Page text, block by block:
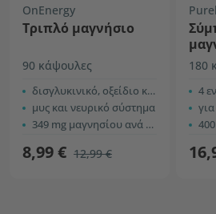
OnEnergy
Τριπλό μαγνήσιο
90 κάψουλες
δισγλυκινικό, οξείδιο και γαλακτικό
μυς και νευρικό σύστημα
349 mg μαγνησίου ανά δόση
8,99 € 12,99 €
180
4
για
400